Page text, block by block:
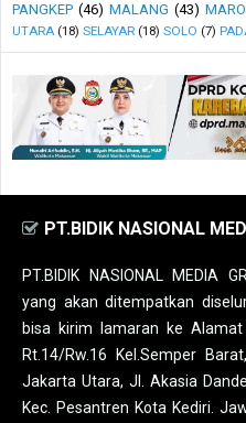
PANGKEP (46) MALANG (43)
UTARA (18) SELAYAR (18) SOLO (7)
PT.BIDIK NASIONAL
PT.BIDIK NASIONAL MEDIA
yang akan ditempatkan
bisa kirim lamaran ke Alamat
Rt.14/Rw.16 Kel.Semper
Jakarta Utara, Jl. Akasia
Kec. Pesantren Kota Kediri.